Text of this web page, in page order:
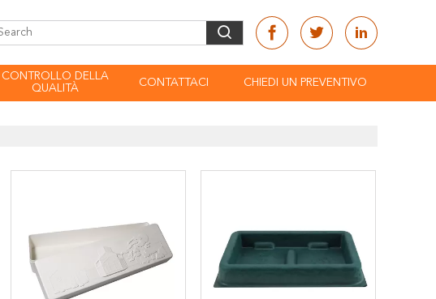
CONTROLLO DELLA
QUALITÀ
CONTATTACI CHIEDI UN PREVENTIVO